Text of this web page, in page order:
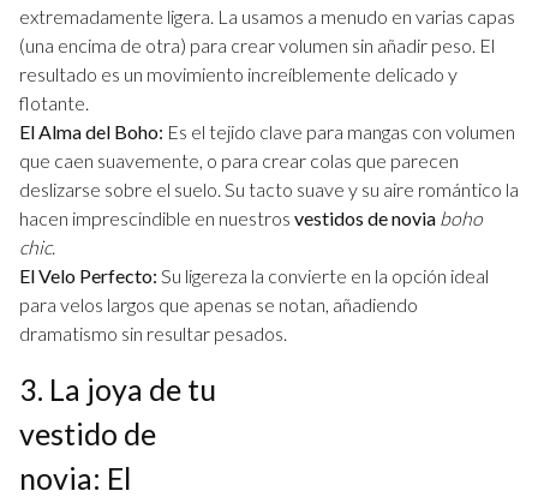
extremadamente ligera. La usamos a menudo en varias capas
(una encima de otra) para crear volumen sin añadir peso. El
resultado es un movimiento increíblemente delicado y
flotante.
El Alma del Boho: Es el tejido clave para mangas con volumen
que caen suavemente, o para crear colas que parecen
deslizarse sobre el suelo. Su tacto suave y su aire romántico la
hacen imprescindible en nuestros vestidos de novia boho
chic.
El Velo Perfecto: Su ligereza la convierte en la opción ideal
para velos largos que apenas se notan, añadiendo
dramatismo sin resultar pesados.
3. La joya de tu
vestido de
novia: El